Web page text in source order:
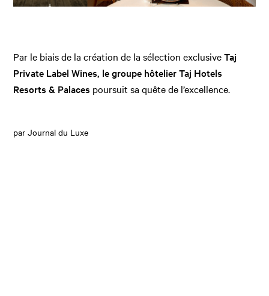
Par le biais de la création de la sélection exclusiveTaj
Private Label Wines, le groupe hôtelier Taj Hotels
Resorts & Palaces poursuit sa quête de l’excellence.
par Journal du Luxe